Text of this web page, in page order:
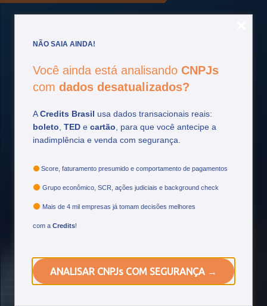
NÃO SAIA AINDA!
Você ainda está analisando CNPJs
com dados desatualizados?
ACredits Brasil usa dados transacionais reais:
boleto TED e cartão , para que você antecipe a
inadimplência e venda com segurança.
Score, faturamento presumido e comportamento de pagamentos
Grupo econômico, SCR, ações judiciais e background check
Mais de 4 mil empresas já tomam decisões melhores
com a Credits!
ANALISAR CNPJs COM SEGURANÇA →
Fique pordentro
Acompanhe as principais atualizações do setor
financeiro e tome decisões mais estratégicas.